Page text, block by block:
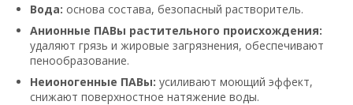
Вода: основа состава, безопасный растворитель.
Анионные ПАВы растительного происхождения:
удаляют грязь и жировые загрязнения, обеспечивают
пенообразование.
Неионогенные ПАВы: усиливают моющий эффект,
снижают поверхностное натяжение воды.